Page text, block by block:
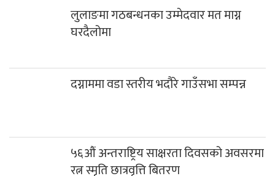
लुलाङमा गठबन्धनका उम्मेदवार मत माग्न
घरदैलोमा
दग्नाममा वडा स्तरीय भदौरे गाउँसभा सम्पन्न
५६औं अन्तराष्ट्रिय साक्षरता दिवसको अवसरमा
रत्न स्मृति छात्रवृत्ति बितरण